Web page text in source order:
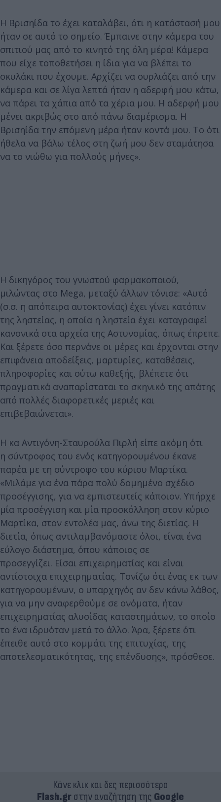
Η Βρισηίδα το έχει καταλάβει, ότι η κατάστασή μου
ήταν σε αυτό το σημείο. Έμπαινε στην κάμερα του
σπιτιού μας από το κινητό της όλη μέρα! Κάμερα
που είχε τοποθετήσει η ίδια για να βλέπει το
σκυλάκι που έχουμε. Αρχίζει να ουρλιάζει από την
κάμερα και σε λίγα λεπτά ήταν η αδερφή μου κάτω,
να πάρει τα χάπια από τα χέρια μου. Η αδερφή μου
μένει ακριβώς στο από πάνω διαμέρισμα. Η
Βρισηίδα την επόμενη μέρα ήταν κοντά μου. Το ότι
ήθελα να βάλω τέλος στη ζωή μου δεν σταμάτησα
να το νιώθω για πολλούς μήνες».
Η δικηγόρος του γνωστού φαρμακοποιού,
μιλώντας στο Mega, μεταξύ άλλων τόνισε: «Αυτό
(σ.σ. η απόπειρα αυτοκτονίας) έχει γίνει κατόπιν
της ληστείας, η οποία η ληστεία έχει καταγραφεί
κανονικά στα αρχεία της Αστυνομίας, όπως έπρεπε.
Και ξέρετε όσο περνάνε οι μέρες και έρχονται στην
επιφάνεια αποδείξεις, μαρτυρίες, καταθέσεις,
πληροφορίες και ούτω καθεξής, βλέπετε ότι
πραγματικά αναπαρίσταται το σκηνικό της απάτης
από πολλές διαφορετικές μεριές και
επιβεβαιώνεται».
Η κα Αντιγόνη-Σταυρούλα Πιρλή είπε ακόμη ότι
η σύντροφος του ενός κατηγορουμένου έκανε
παρέα με τη σύντροφο του κύριου Μαρτίκα.
«Μιλάμε για ένα πάρα πολύ δομημένο σχέδιο
προσέγγισης, για να εμπιστευτείς κάποιον. Υπήρχε
μία προσέγγιση και μία προσκόλληση στον κύριο
Μαρτίκα, στον εντολέα μας, άνω της διετίας. Η
διετία, όπως αντιλαμβανόμαστε όλοι, είναι ένα
εύλογο διάστημα, όπου κάποιος σε
προσεγγίζει. Είσαι επιχειρηματίας και είναι
αντίστοιχα επιχειρηματίας. Τονίζω ότι ένας εκ των
κατηγορουμένων, ο υπαρχηγός αν δεν κάνω λάθος,
για να μην αναφερθούμε σε ονόματα, ήταν
επιχειρηματίας αλυσίδας καταστημάτων, το οποίο
το ένα ιδρυόταν μετά το άλλο. Άρα, ξέρετε ότι
έπειθε αυτό στο κομμάτι της επιτυχίας, της
αποτελεσματικότητας, της επένδυσης», πρόσθεσε.
Κάνε κλικ και δες περισσότερο
Flash.grστην αναζήτηση της Google